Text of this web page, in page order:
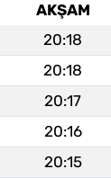
AKŞAM
20:18
20:18
20:17
20:16
20:15